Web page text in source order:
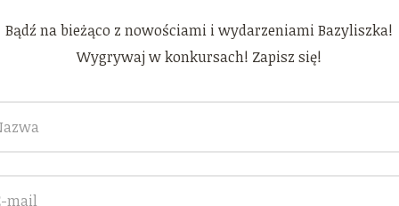
Bądź na bieżąco z nowościami i wydarzeniami Bazyliszka!
Wygrywaj w konkursach! Zapisz się!